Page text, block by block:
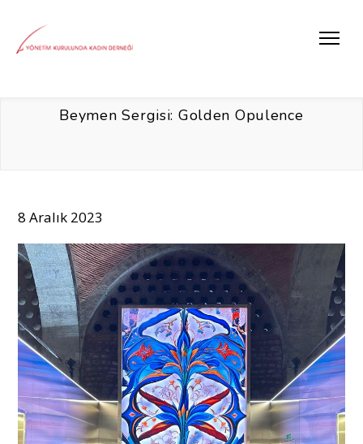
Beymen Sergisi: Golden Opulence
8 Aralık 2023